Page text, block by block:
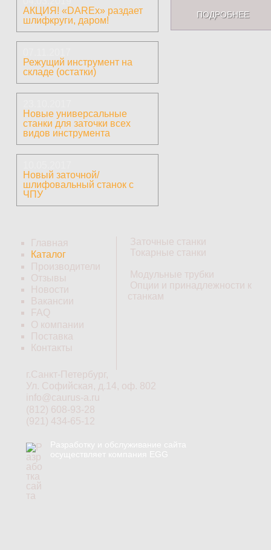
АКЦИЯ! «DAREx» раздает
шлифкруги, даром!
Режущий инструмент на
складе (остатки)
Новые универсальные
станки для заточки всех
видов инструмента
Новый заточной/
шлифовальный станок с
ЧПУ
ПОДРОБНЕЕ
Главная
Каталог
Производители
Отзывы
Новости
Вакансии
FAQ
О компании
Поставка
Контакты
Заточные станки
Токарные станки
Модульные трубки
Опции и принадлежности к
станкам
г.Санкт-Петербург,
Ул. Софийская, д.14, оф. 802
info@caurus-a.ru
(812) 608-93-28
(921) 434-65-12
Разработку и обслуживание сайта
осуществляет компания EGG